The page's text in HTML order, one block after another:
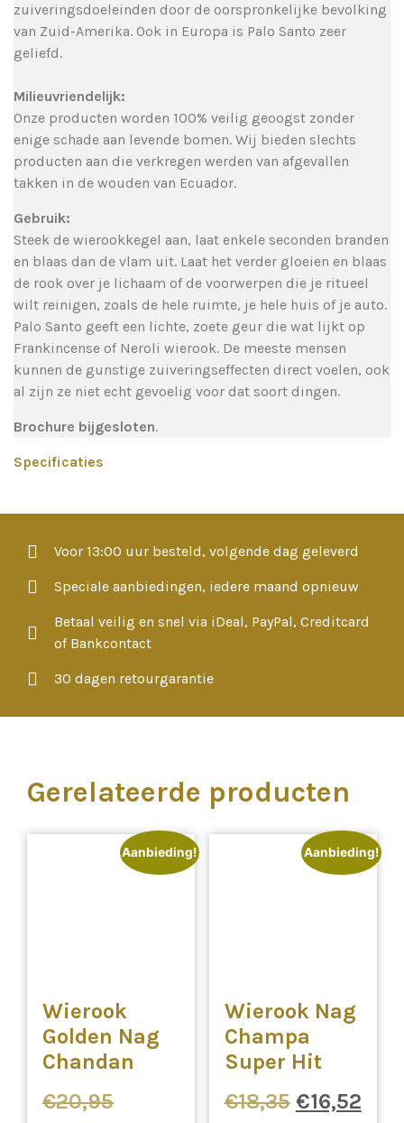
zuiveringsdoeleinden door de oorspronkelijke bevolking
van Zuid-Amerika. Ook in Europa is Palo Santo zeer
geliefd.
Milieuvriendelijk:
Onze producten worden 100% veilig geoogst zonder
enige schade aan levende bomen. Wij bieden slechts
producten aan die verkregen werden van afgevallen
takken in de wouden van Ecuador.
Gebruik:
Steek de wierookkegel aan, laat enkele seconden branden
en blaas dan de vlam uit. Laat het verder gloeien en blaas
de rook over je lichaam of de voorwerpen die je ritueel
wilt reinigen, zoals de hele ruimte, je hele huis of je auto.
Palo Santo geeft een lichte, zoete geur die wat lijkt op
Frankincense of Neroli wierook. De meeste mensen
kunnen de gunstige zuiveringseffecten direct voelen, ook
al zijn ze niet echt gevoelig voor dat soort dingen.
Brochure bijgesloten.
Specificaties
Voor 13:00 uur besteld, volgende dag geleverd
Speciale aanbiedingen, iedere maand opnieuw
Betaal veilig en snel via iDeal, PayPal, Creditcard
of Bankcontact
30 dagen retourgarantie
Gerelateerde producten
Aanbieding!
Wierook
Golden Nag
Chandan
€20,95Oorspronkelijke
Aanbieding!
Wierook Nag
Champa
Super Hit
€18,35 €16,52